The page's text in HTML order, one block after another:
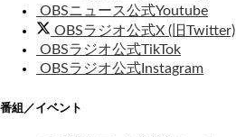
OBSニュース公式Youtube
OBSラジオ公式X (旧Twitter)
OBSラジオ公式TikTok
OBSラジオ公式Instagram
番組／イベント